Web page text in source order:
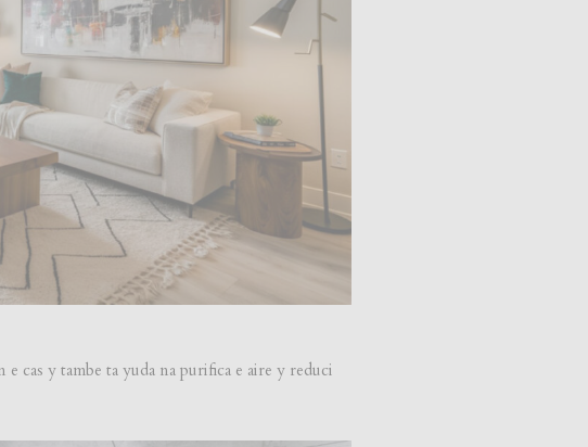
cas y tambe ta yuda na purifica e aire y reduci